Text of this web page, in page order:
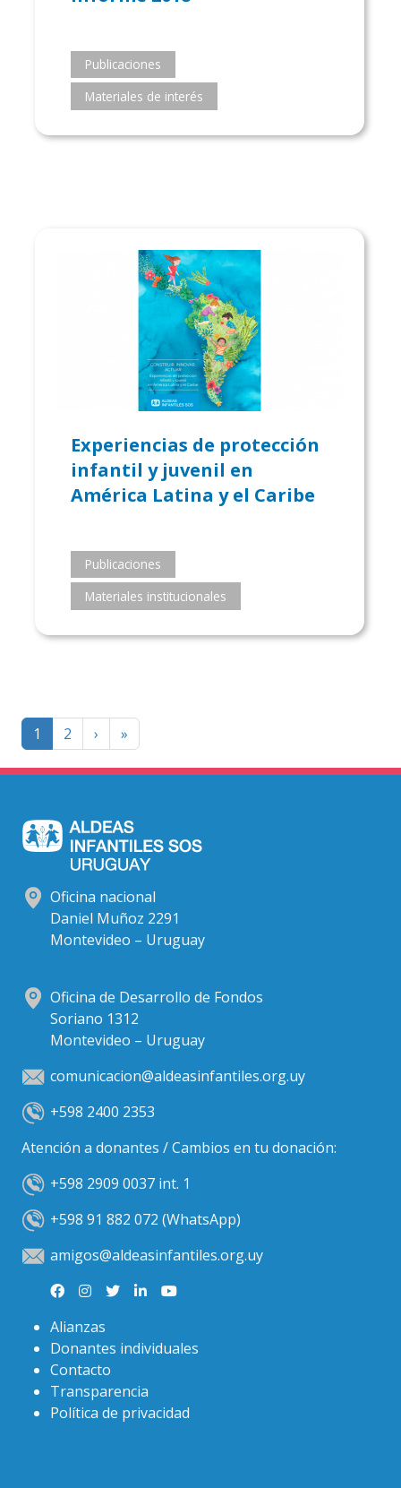
Publicaciones
Materiales de interés
Experiencias de protección
infantil y juvenil en
América Latina y el Caribe
Publicaciones
Materiales institucionales
Paginación
1 2 › Página
siguiente
»
page
Oficina nacional
Daniel Muñoz 2291
Montevideo – Uruguay
Oficina de Desarrollo de Fondos
Soriano 1312
Montevideo – Uruguay
comunicacion@aldeasinfantiles.org.uy
+598 2400 2353
Atención a donantes / Cambios en tu donación:
+598 2909 0037 int. 1
+598 91 882 072 (WhatsApp)
amigos@aldeasinfantiles.org.uy
Alianzas
Donantes individuales
Contacto
Transparencia
Política de privacidad